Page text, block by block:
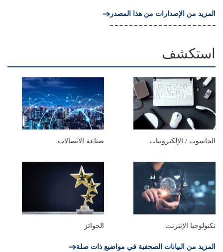
المزيد من الإصدارات من هذا المصدر
استكشف
الحاسوب / الإلكترونيات صناعة الاتصالات
تكنولوجيا الإنترنت
الجوائز
المزيد من البيانات الصحفية في مواضيع ذات صلة